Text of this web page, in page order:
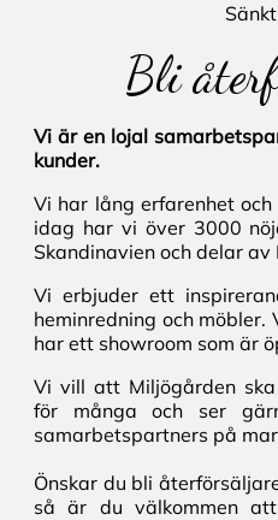
Bli
Vi är en lojal
kunder.
Vi har lång erfarenhet
idag har vi över 3000
Skandinavien och delar av
Vi erbjuder ett
heminredning och möbler.
har ett showroom som är
Vi vill att Miljögården
för många och ser
samarbetspartners på
Önskar du bli
så är du välkommen